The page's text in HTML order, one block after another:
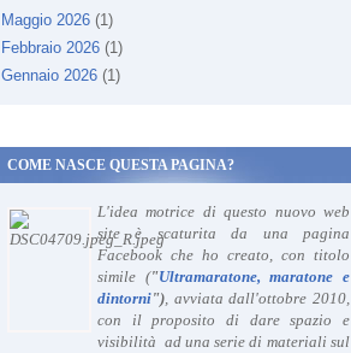
Maggio 2026 (1)
Febbraio 2026 (1)
Gennaio 2026 (1)
COME NASCE QUESTA PAGINA?
L'idea motrice di questo nuovo web
site è scaturita da una pagina
Facebook che ho creato, con titolo
simile ("Ultramaratone, maratone e
dintorni"), avviata dall'ottobre 2010,
con il proposito di dare spazio e
visibilità ad una serie di materiali sul